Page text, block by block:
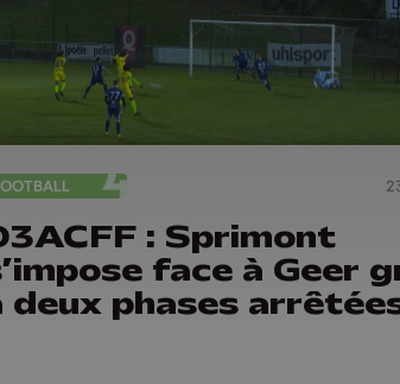
: Sprimont
face à Geer
deux phases